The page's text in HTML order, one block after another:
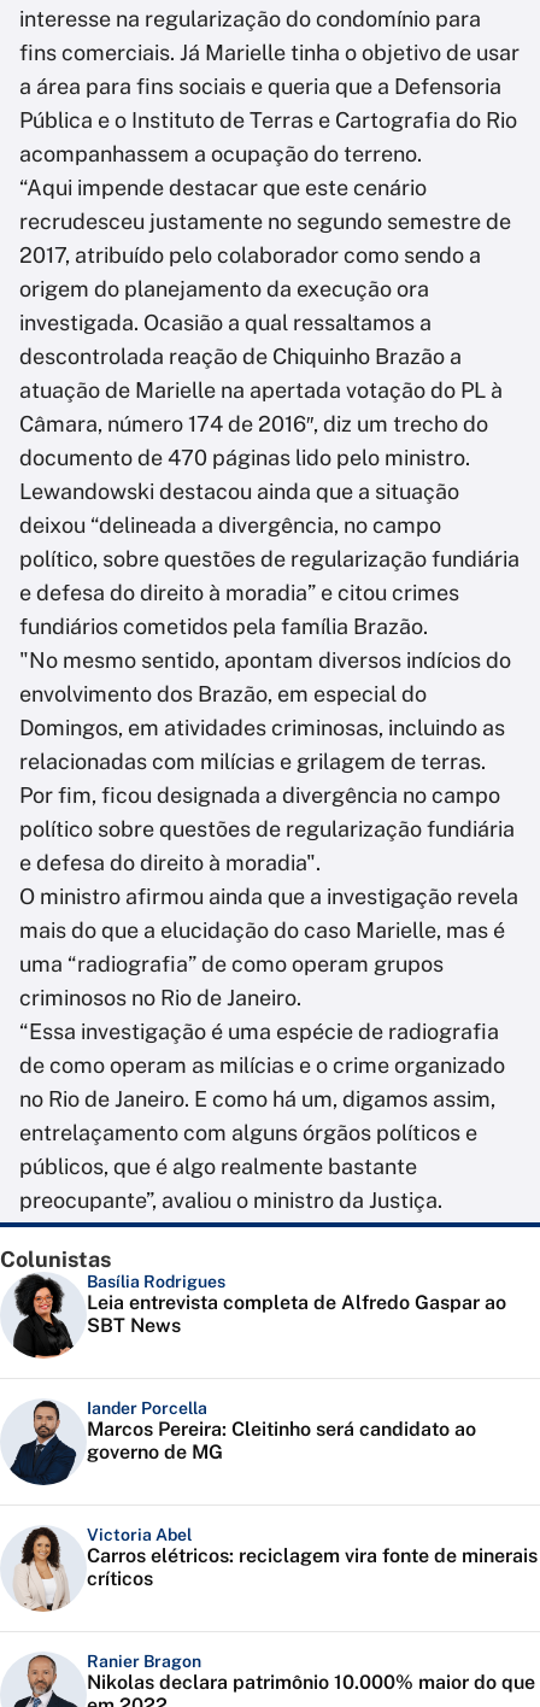
interesse na regularização do condomínio para
fins comerciais. Já Marielle tinha o objetivo de usar
a área para fins sociais e queria que a Defensoria
Pública e o Instituto de Terras e Cartografia do Rio
acompanhassem a ocupação do terreno.
“Aqui impende destacar que este cenário
recrudesceu justamente no segundo semestre de
2017, atribuído pelo colaborador como sendo a
origem do planejamento da execução ora
investigada. Ocasião a qual ressaltamos a
descontrolada reação de Chiquinho Brazão a
atuação de Marielle na apertada votação do PL à
Câmara, número 174 de 2016″, diz um trecho do
documento de 470 páginas lido pelo ministro.
Lewandowski destacou ainda que a situação
deixou “delineada a divergência, no campo
político, sobre questões de regularização fundiária
e defesa do direito à moradia” e citou crimes
fundiários cometidos pela família Brazão.
"No mesmo sentido, apontam diversos indícios do
envolvimento dos Brazão, em especial do
Domingos, em atividades criminosas, incluindo as
relacionadas com milícias e grilagem de terras.
Por fim, ficou designada a divergência no campo
político sobre questões de regularização fundiária
e defesa do direito à moradia".
O ministro afirmou ainda que a investigação revela
mais do que a elucidação do caso Marielle, mas é
uma “radiografia” de como operam grupos
criminosos no Rio de Janeiro.
“Essa investigação é uma espécie de radiografia
de como operam as milícias e o crime organizado
no Rio de Janeiro. E como há um, digamos assim,
entrelaçamento com alguns órgãos políticos e
públicos, que é algo realmente bastante
preocupante”, avaliou o ministro da Justiça.
Colunistas
Basília Rodrigues
Leia entrevista completa de Alfredo Gaspar ao
SBT News
Iander Porcella
Marcos Pereira: Cleitinho será candidato ao
governo de MG
Victoria Abel
Carros elétricos: reciclagem vira fonte de minerais
críticos
Ranier Bragon
Nikolas declara patrimônio 10.000% maior do que